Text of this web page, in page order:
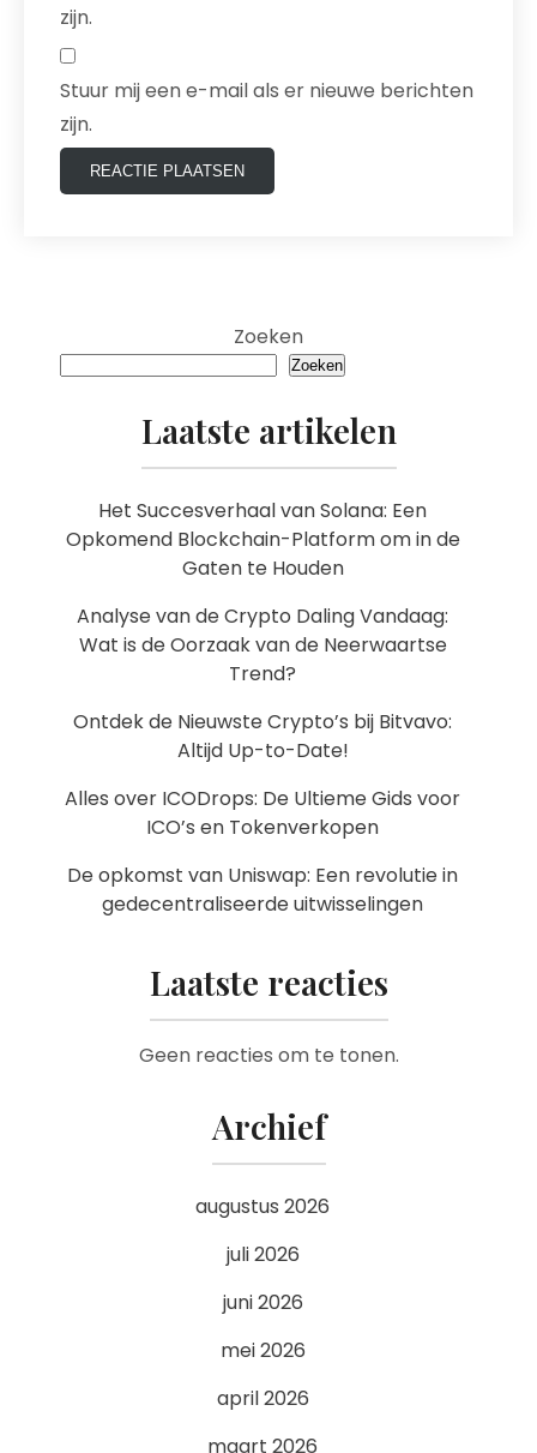
zijn.
Stuur mij een e-mail als er nieuwe berichten
zijn.
Zoeken
Zoeken
Laatste artikelen
Het Succesverhaal van Solana: Een
Opkomend Blockchain-Platform om in de
Gaten te Houden
Analyse van de Crypto Daling Vandaag:
Wat is de Oorzaak van de Neerwaartse
Trend?
Ontdek de Nieuwste Crypto’s bij Bitvavo:
Altijd Up-to-Date!
Alles over ICODrops: De Ultieme Gids voor
ICO’s en Tokenverkopen
De opkomst van Uniswap: Een revolutie in
gedecentraliseerde uitwisselingen
Laatste reacties
Geen reacties om te tonen.
Archief
augustus 2026
juli 2026
juni 2026
mei 2026
april 2026
maart 2026